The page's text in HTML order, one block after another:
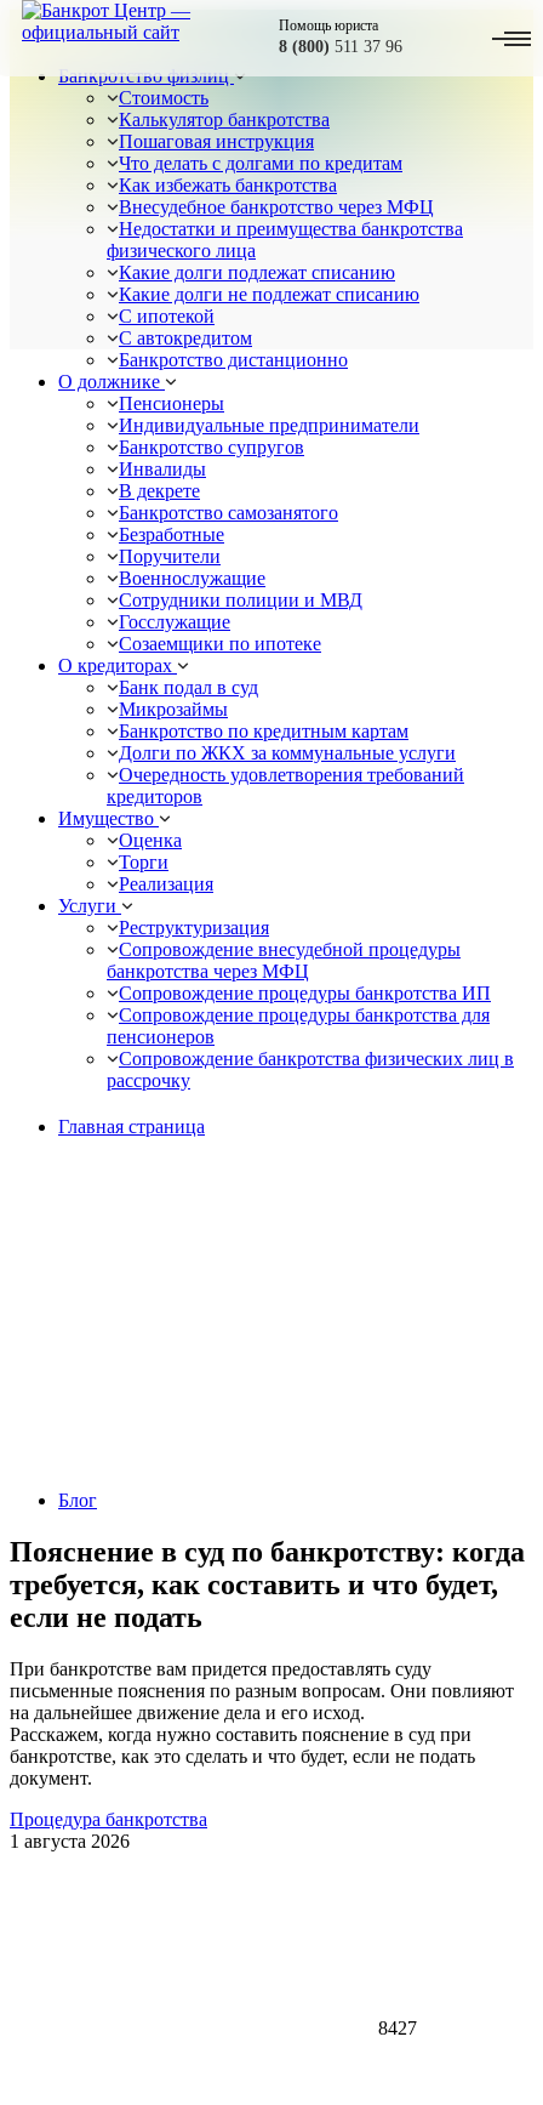
Помощь юриста
8 (800) 511 37 96
Банкротство физлиц
Стоимость
Калькулятор банкротства
Пошаговая инструкция
Что делать с долгами по кредитам
Как избежать банкротства
Внесудебное банкротство через МФЦ
Недостатки и преимущества банкротства
физического лица
Какие долги подлежат списанию
Какие долги не подлежат списанию
С ипотекой
С автокредитом
Банкротство дистанционно
О должнике
Пенсионеры
Индивидуальные предприниматели
Банкротство супругов
Инвалиды
В декрете
Банкротство самозанятого
Безработные
Поручители
Военнослужащие
Сотрудники полиции и МВД
Госслужащие
Созаемщики по ипотеке
О кредиторах
Банк подал в суд
Микрозаймы
Банкротство по кредитным картам
Долги по ЖКХ за коммунальные услуги
Очередность удовлетворения требований
кредиторов
Имущество
Оценка
Торги
Реализация
Услуги
Реструктуризация
Сопровождение внесудебной процедуры
банкротства через МФЦ
Сопровождение процедуры банкротства ИП
Сопровождение процедуры банкротства для
пенсионеров
Сопровождение банкротства физических лиц в
рассрочку
Главная страница
Блог
Пояснение в суд по банкротству: когда
требуется, как составить и что будет,
если не подать
При банкротстве вам придется предоставлять суду
письменные пояснения по разным вопросам. Они повлияют
на дальнейшее движение дела и его исход.
Расскажем, когда нужно составить пояснение в суд при
банкротстве, как это сделать и что будет, если не подать
документ.
Процедура банкротства
1 августа 2026
8427